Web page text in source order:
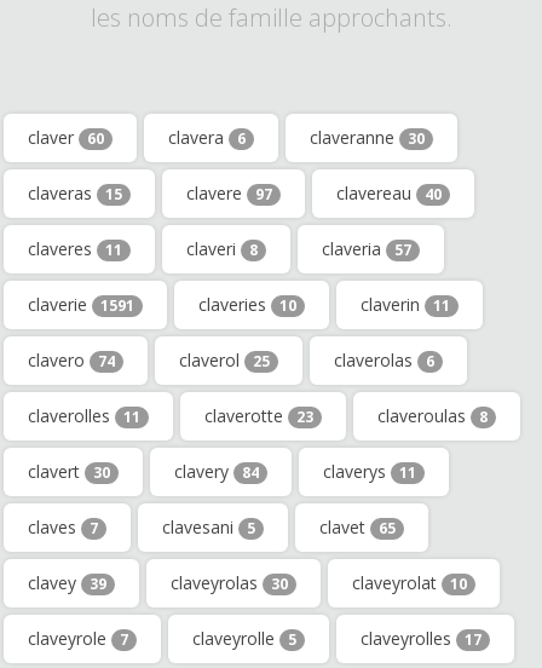
les noms de famille approchants.
claver 60 clavera 6 claveranne 30
claveras 15 clavere 97 clavereau 40
claveres 11 claveri 8 claveria 57
claverie 1591 claveries 10 claverin 11
clavero 74 claverol 25 claverolas 6
claverolles 11 claverotte 23 claveroulas 8
clavert 30 clavery 84 claverys 11
claves 7 clavesani 5 clavet 65
clavey 39 claveyrolas 30 claveyrolat 10
claveyrole 7 claveyrolle 5 claveyrolles 17